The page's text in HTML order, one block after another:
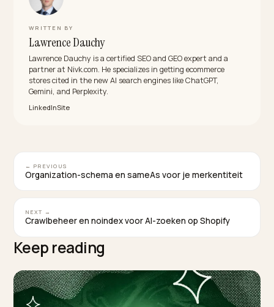
Beter niet. Een muur van uitsluitend vijf sterren leest
ongeloofwaardig, voor de klant en voor het model.
eerlijke mix met zichtbare, goede reacties bouwt
vertrouwen dan een te perfect beeld.
Hoe verbeter ik mijn merksentiment in AI?
elkaar. Een doorlopende stroom echte, recente
ervaringen verschuift het sentiment dat AI-modellen
TAGGED: Negatieve Reviews
Shopify